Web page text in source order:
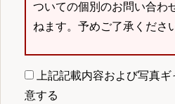
ついての個別のお問い合わ
ねます。予めご了承くださ
上記記載内容および写真
意する